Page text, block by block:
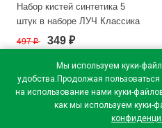
Мы используем куки-
удобства.Продолжая
на использование нами куки-
как мы используем куки-
Набор кистей синтетика 5
штук в наборе ЛУЧ Классика
цвета (круглые №1,3,5
плоские №6,8) арт.33С 2182-
В наличии
497₽ 349 ₽